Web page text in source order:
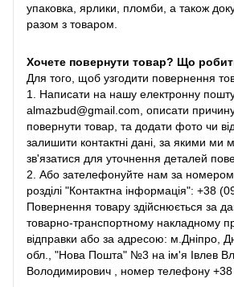
упаковка, ярлики, пломби, а також
разом з товаром.
Хочете повернути товар? Що
Для того, щоб узгодити повернення
1. Написати на нашу електронну
almazbud@gmail.com, описати
повернути товар, та додати фото чи
залишити контактні дані, за якими ми
зв'язатися для уточнення деталей
2. Або зателефонуйте нам за
розділі "Контактна інформація": +38
Повернення товару здійснюється за
товарно-транспортному накладному
відправки або за адресою: м.Дніпро,
обл., "Нова Пошта" №3 на ім'я Івлев
Володимирович , номер телефону +38